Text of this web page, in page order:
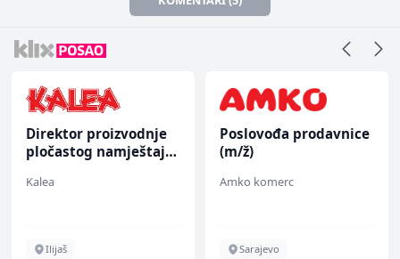
Direktor proizvodnje
pločastog namještaja
Kalea
Ilijaš
Poslovođa prodavnice
(m/ž)
Amko komerc
Sarajevo